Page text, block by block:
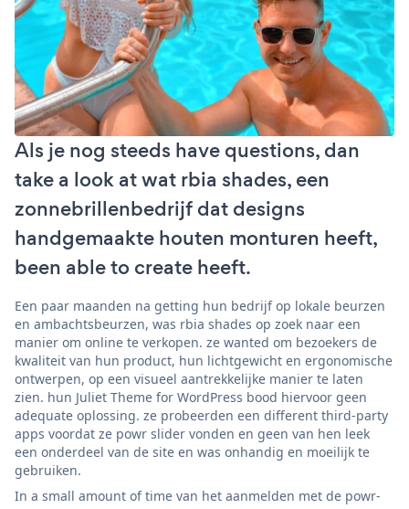
Als je nog steeds have questions, dan
take a look at wat rbia shades, een
zonnebrillenbedrijf dat designs
handgemaakte houten monturen heeft,
been able to create heeft.
Een paar maanden na getting hun bedrijf op lokale beurzen
en ambachtsbeurzen, was rbia shades op zoek naar een
manier om online te verkopen. ze wanted om bezoekers de
kwaliteit van hun product, hun lichtgewicht en ergonomische
ontwerpen, op een visueel aantrekkelijke manier te laten
zien. hun Juliet Theme for WordPress bood hiervoor geen
adequate oplossing. ze probeerden een different third-party
apps voordat ze powr slider vonden en geen van hen leek
een onderdeel van de site en was onhandig en moeilijk te
gebruiken.
In a small amount of time van het aanmelden met de powr-